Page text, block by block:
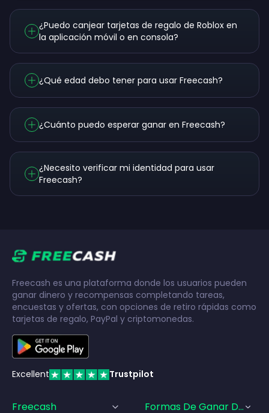
¿Puedo canjear tarjetas de regalo de Roblox en
la aplicación móvil o en consola?
¿Qué edad debo tener para usar Freecash?
¿Cuánto puedo esperar ganar en Freecash?
¿Necesito verificar mi identidad para usar
Freecash?
Freecash es una plataforma donde los usuarios pueden
ganar dinero y recompensas completando tareas,
encuestas y ofertas, con opciones de retiro rápidas como
tarjetas de regalo, PayPal y criptomonedas.
Excellent Trustpilot
Freecash Formas De Ganar Dinero